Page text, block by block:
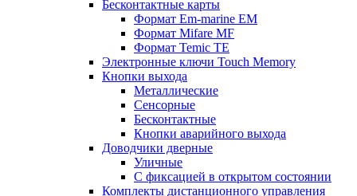
Бесконтактные карты
Формат Em-marine EM
Формат Mifare MF
Формат Temic TE
Электронные ключи Touch Memory
Кнопки выхода
Металлические
Сенсорные
Бесконтактные
Кнопки аварийного выхода
Доводчики дверные
Уличные
С фиксацией в открытом состоянии
Комплекты дистанционного управления